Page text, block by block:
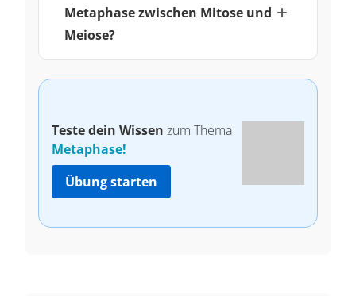
Metaphase zwischen Mitose und
Meiose?
Teste dein Wissen zum Thema
Metaphase!
Übung starten